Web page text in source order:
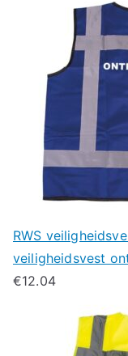
RWS
veiligheidsvest
€12.04